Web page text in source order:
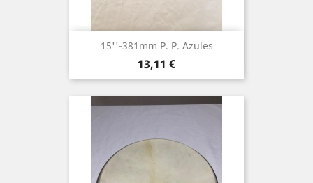
15''-381mm P. P. Azules
Precio
13,11 €